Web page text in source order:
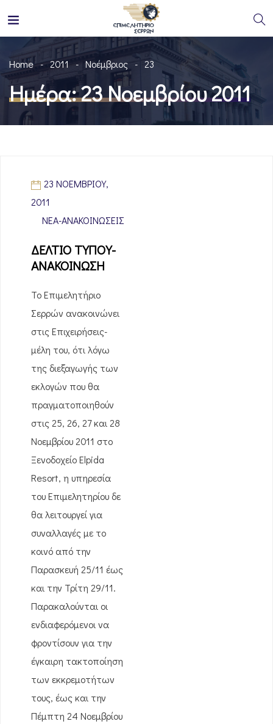
Home 2011 Νοέμβριος 23
Ημέρα:23 Νοεμβρίου 2011
23 ΝΟΕΜΒΡΊΟΥ,
2011
ΝΈΑ-ΑΝΑΚΟΙΝΏΣΕΙΣ
ΔΕΛΤΙΟ ΤΥΠΟΥ-
ΑΝΑΚΟΙΝΩΣΗ
Το Επιμελητήριο
Σερρών ανακοινώνει
στις Επιχειρήσεις-
μέλη του, ότι λόγω
της διεξαγωγής των
εκλογών που θα
πραγματοποιηθούν
στις 25, 26, 27 και 28
Νοεμβρίου 2011 στο
Ξενοδοχείο Elpida
Resort, η υπηρεσία
του Επιμελητηρίου δε
θα λειτουργεί για
συναλλαγές με το
κοινό από την
Παρασκευή 25/11 έως
και την Τρίτη 29/11.
Παρακαλούνται οι
ενδιαφερόμενοι να
φροντίσουν για την
έγκαιρη τακτοποίηση
των εκκρεμοτήτων
τους, έως και την
Πέμπτη 24 Νοεμβρίου